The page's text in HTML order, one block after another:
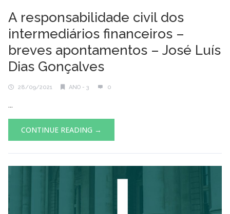
A responsabilidade civil dos
intermediários financeiros –
breves apontamentos – José Luís
Dias Gonçalves
28/09/2021 ANO - 3 0
...
CONTINUE READING →